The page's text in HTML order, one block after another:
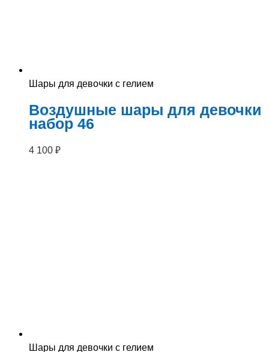
Шары для девочки с гелием
Воздушные шары для девочки
набор 46
4 100 ₽
Шары для девочки с гелием